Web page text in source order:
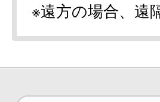
※遠方の場合、遠